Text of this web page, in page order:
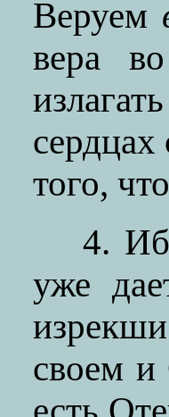
Веруем
вера
того,
4.
уже
своем